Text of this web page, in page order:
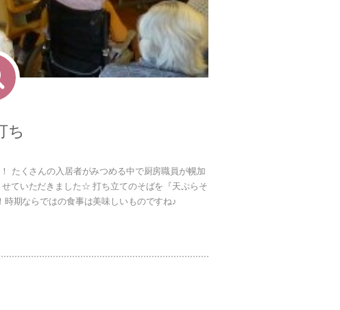
ち
たくさんの入居者がみつめる中で厨房職員が幌加
ていただきました☆ 打ち立てのそばを『天ぷらそ
期ならではの食事は美味しいものですね♪